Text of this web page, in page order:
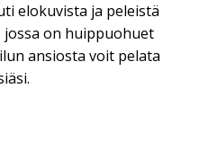
elokuvista ja peleistä
jossa on huippuohuet
ansiosta voit pelata